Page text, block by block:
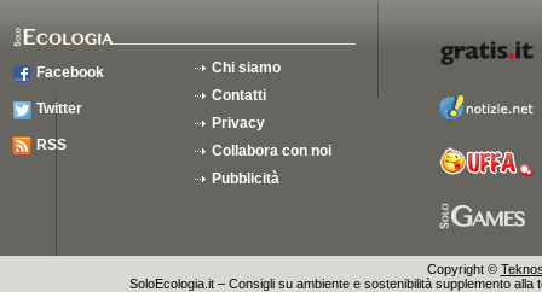
Facebook
Twitter
RSS
Chi siamo
Contatti
Privacy
Collabora con noi
Pubblicità
Copyright ©
SoloEcologia.it – Consigli su ambiente e sostenibilità supplemento